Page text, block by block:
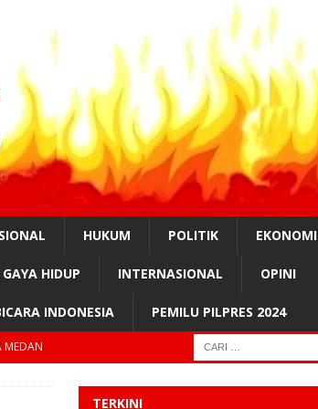
HUKUM POLITIK EKONOMI
HIDUP INTERNASIONAL OPINI
INDONESIA PEMILU PILPRES 2024
TERKINI